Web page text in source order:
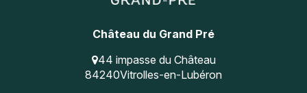
Château du Grand Pré
44 impasse du Château
84240Vitrolles-en-Lubéron